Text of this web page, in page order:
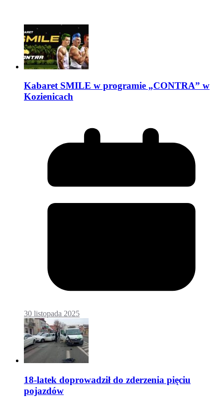
Kabaret SMILE w programie „CONTRA” w
Kozienicach
30 listopada 2025
18-latek doprowadził do zderzenia pięciu
pojazdów